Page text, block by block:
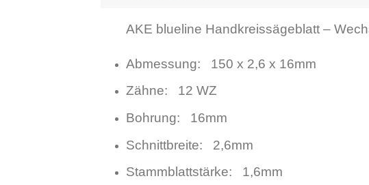
AKE blueline Handkreissägeblatt –
Abmessung: 150 x 2,6 x 16mm
Zähne: 12 WZ
Bohrung: 16mm
Schnittbreite: 2,6mm
Stammblattstärke: 1,6mm